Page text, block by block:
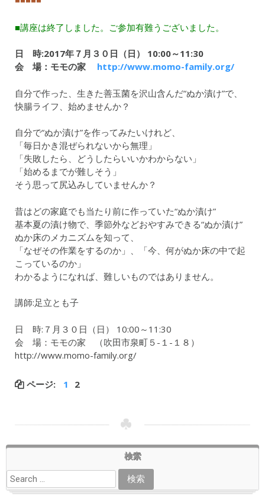
■講座は終了しました。ご参加有難うございました。
日 時:2017年７月３０日（日） 10:00～11:30
会 場：モモの家 http://www.momo-family.org/
自分で作った、生きた善玉菌を沢山含んだ“ぬか漬け”で、
快腸ライフ、始めませんか？
自分で“ぬか漬け”を作ってみたいけれど、
「毎日かき混ぜられないから無理」
「失敗したら、どうしたらいいかわからない」
「始めるまでが難しそう」
そう思って尻込みしていませんか？
昔はどの家庭でも当たり前に作っていた“ぬか漬け”
基本夏の漬け物で、季節外などおやすみできる“ぬか漬け”
ぬか床のメカニズムを知って、
「なぜその作業をするのか」、「今、何がぬか床の中で起
こっているのか」
わかるようになれば、難しいものではありません。
講師:足立とも子
日 時:７月３０日（日） 10:00～11:30
会 場：モモの家 （吹田市泉町５-１-１８）
http://www.momo-family.org/
ページ: 1 2
検索